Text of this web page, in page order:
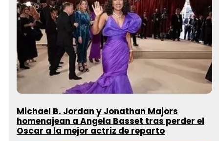
Michael B. Jordan y Jonathan Majors
homenajean a Angela Basset tras perder el
Oscar a la mejor actriz de reparto